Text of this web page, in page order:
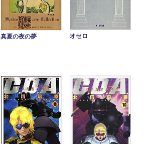
真夏の夜の夢 オセロ